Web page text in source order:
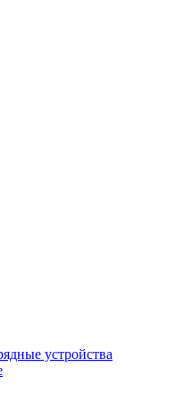
устройства